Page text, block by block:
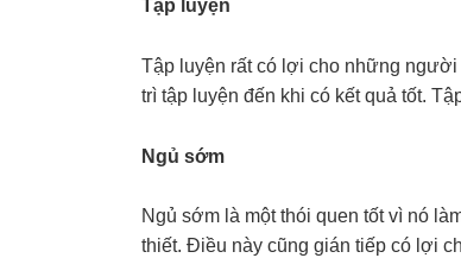
Tập luyện
Tập luyện rất có lợi cho những người
trì tập luyện đến khi có kết quả tốt.
Ngủ sớm
Ngủ sớm là một thói quen tốt vì nó
thiết. Điều này cũng gián tiếp có lợi